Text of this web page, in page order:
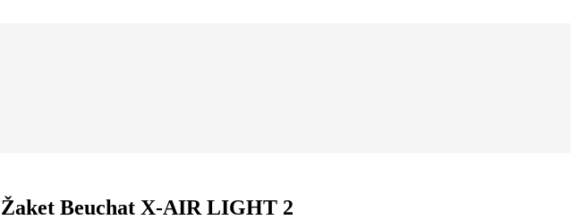
Žaket Beuchat X-AIR LIGHT 2